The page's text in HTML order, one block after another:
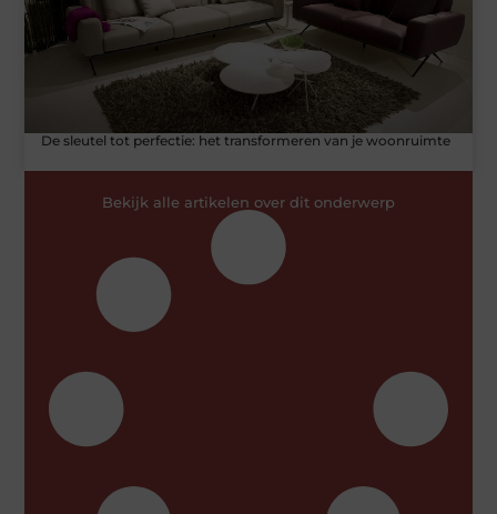
De sleutel tot perfectie: het transformeren van je woonruimte
Bekijk alle artikelen over dit onderwerp